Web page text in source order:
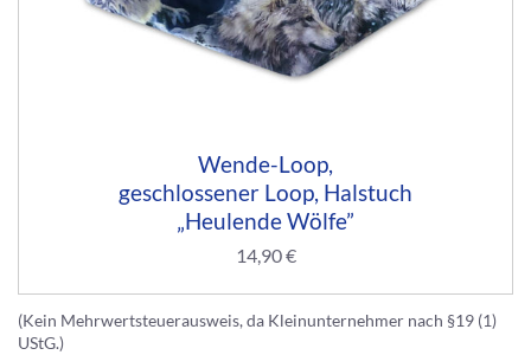
Wende-Loop,
geschlossener Loop, Halstuch
„Heulende Wölfe”
14,90€
(Kein Mehrwertsteuerausweis, da Kleinunternehmer nach §19 (1)
UStG.)